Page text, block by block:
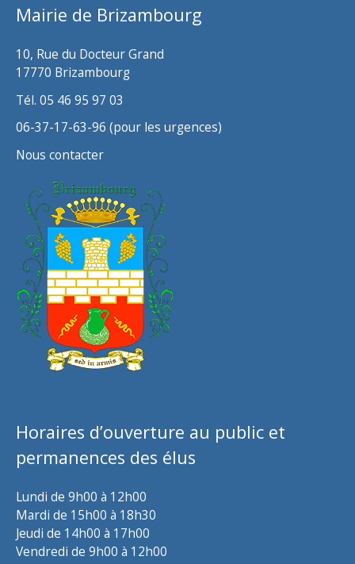
Mairie de Brizambourg
10, Rue du Docteur Grand
17770 Brizambourg
Tél. 05 46 95 97 03
06-37-17-63-96 (pour les urgences)
Nous contacter
Horaires d’ouverture au public et
permanences des élus
Lundi de 9h00 à 12h00
Mardi de 15h00 à 18h30
Jeudi de 14h00 à 17h00
Vendredi de 9h00 à 12h00